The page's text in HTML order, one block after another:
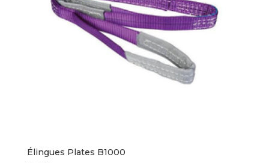
Élingues Plates B1000